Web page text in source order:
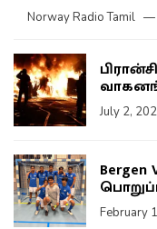
Norway Radio Tamil
July 2,
February